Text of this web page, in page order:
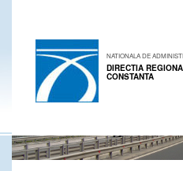
NATIONALA DE
DIRECTIA
CONSTANTA